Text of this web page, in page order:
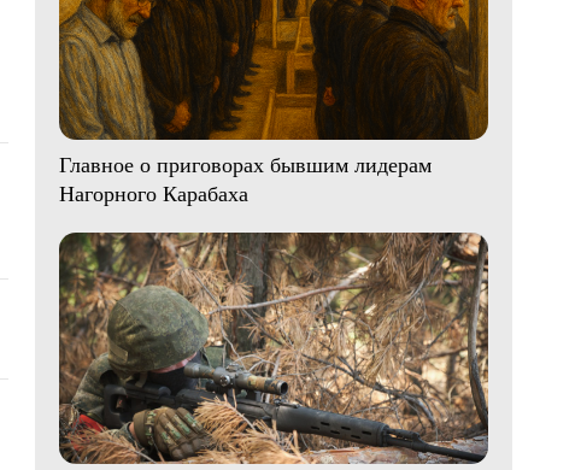
Главное о приговорах бывшим лидерам
Нагорного Карабаха